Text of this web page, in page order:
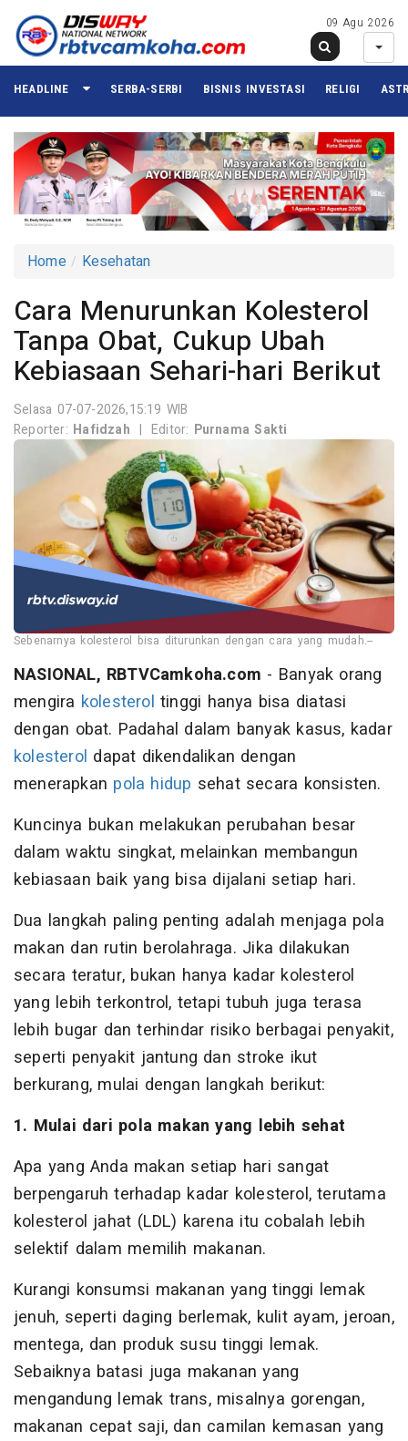
09 Agu 2026
HEADLINE SERBA-SERBI BISNIS INVESTASI RELIGI
Home Kesehatan
Cara Menurunkan Kolesterol
Tanpa Obat, Cukup Ubah
Kebiasaan Sehari-hari Berikut
Selasa 07-07-2026,15:19 WIB
Reporter: Hafidzah | Editor: Purnama Sakti
Sebenarnya kolesterol bisa diturunkan dengan cara yang mudah.--
NASIONAL, RBTVCamkoha.com - Banyak orang
mengira kolesterol tinggi hanya bisa diatasi
dengan obat. Padahal dalam banyak kasus, kadar
kolesterol dapat dikendalikan dengan
menerapkan pola hidup sehat secara konsisten.
Kuncinya bukan melakukan perubahan besar
dalam waktu singkat, melainkan membangun
kebiasaan baik yang bisa dijalani setiap hari.
Dua langkah paling penting adalah menjaga pola
makan dan rutin berolahraga. Jika dilakukan
secara teratur, bukan hanya kadar kolesterol
yang lebih terkontrol, tetapi tubuh juga terasa
lebih bugar dan terhindar risiko berbagai penyakit,
seperti penyakit jantung dan stroke ikut
berkurang, mulai dengan langkah berikut:
1. Mulai dari pola makan yang lebih sehat
Apa yang Anda makan setiap hari sangat
berpengaruh terhadap kadar kolesterol, terutama
kolesterol jahat (LDL) karena itu cobalah lebih
selektif dalam memilih makanan.
Kurangi konsumsi makanan yang tinggi lemak
jenuh, seperti daging berlemak, kulit ayam, jeroan,
mentega, dan produk susu tinggi lemak.
Sebaiknya batasi juga makanan yang
mengandung lemak trans, misalnya gorengan,
makanan cepat saji, dan camilan kemasan yang